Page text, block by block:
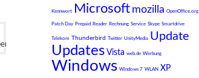
Kennwort Microsoft mozilla OpenOffice.org
Patch Day Prepaid Reader Rechnung Service Skype Smartdrive
Telekom Thunderbird Twitter UnityMedia Update
Updates Vista web.de Werbung
Windows Windows 7 WLAN XP